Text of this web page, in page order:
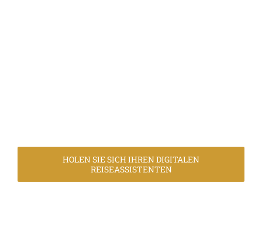
HOLEN SIE SICH IHREN DIGITALEN
REISEASSISTENTEN